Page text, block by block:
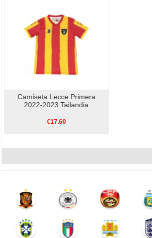
Camiseta Lecce Primera
2022-2023 Tailandia
€17.60